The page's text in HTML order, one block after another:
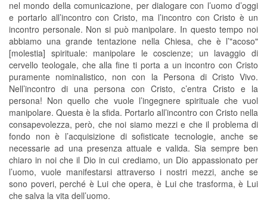
nel mondo della comunicazione, per dialogare con l’uomo d’oggi
e portarlo all’incontro con Cristo, ma l’incontro con Cristo è un
incontro personale. Non si può manipolare. In questo tempo noi
abbiamo una grande tentazione nella Chiesa, che è l’"acoso"
[molestia] spirituale: manipolare le coscienze; un lavaggio di
cervello teologale, che alla fine ti porta a un incontro con Cristo
puramente nominalistico, non con la Persona di Cristo Vivo.
Nell’incontro di una persona con Cristo, c’entra Cristo e la
persona! Non quello che vuole l’ingegnere spirituale che vuol
manipolare. Questa è la sfida. Portarlo all’incontro con Cristo nella
consapevolezza, però, che noi siamo mezzi e che il problema di
fondo non è l’acquisizione di sofisticate tecnologie, anche se
necessarie ad una presenza attuale e valida. Sia sempre ben
chiaro in noi che il Dio in cui crediamo, un Dio appassionato per
l’uomo, vuole manifestarsi attraverso i nostri mezzi, anche se
sono poveri, perché è Lui che opera, è Lui che trasforma, è Lui
che salva la vita dell’uomo.